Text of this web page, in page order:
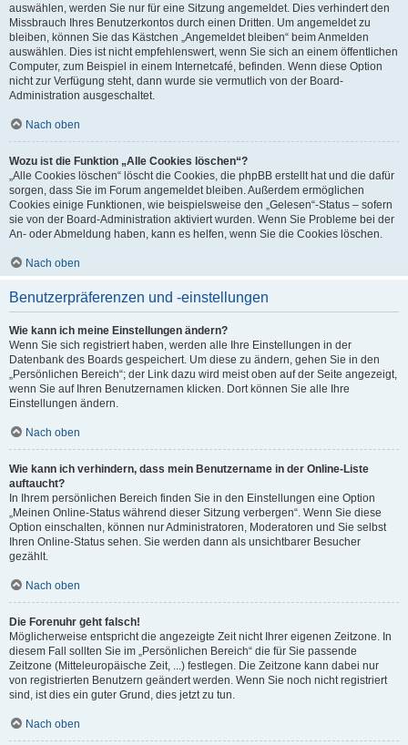
auswählen, werden Sie nur für eine Sitzung angemeldet. Dies verhindert den
Missbrauch Ihres Benutzerkontos durch einen Dritten. Um angemeldet zu
bleiben, können Sie das Kästchen „Angemeldet bleiben“ beim Anmelden
auswählen. Dies ist nicht empfehlenswert, wenn Sie sich an einem öffentlichen
Computer, zum Beispiel in einem Internetcafé, befinden. Wenn diese Option
nicht zur Verfügung steht, dann wurde sie vermutlich von der Board-
Administration ausgeschaltet.
Nach oben
Wozu ist die Funktion „Alle Cookies löschen“?
„Alle Cookies löschen“ löscht die Cookies, die phpBB erstellt hat und die dafür
sorgen, dass Sie im Forum angemeldet bleiben. Außerdem ermöglichen
Cookies einige Funktionen, wie beispielsweise den „Gelesen“-Status – sofern
sie von der Board-Administration aktiviert wurden. Wenn Sie Probleme bei der
An- oder Abmeldung haben, kann es helfen, wenn Sie die Cookies löschen.
Nach oben
Benutzerpräferenzen und -einstellungen
Wie kann ich meine Einstellungen ändern?
Wenn Sie sich registriert haben, werden alle Ihre Einstellungen in der
Datenbank des Boards gespeichert. Um diese zu ändern, gehen Sie in den
„Persönlichen Bereich“; der Link dazu wird meist oben auf der Seite angezeigt,
wenn Sie auf Ihren Benutzernamen klicken. Dort können Sie alle Ihre
Einstellungen ändern.
Nach oben
Wie kann ich verhindern, dass mein Benutzername in der Online-Liste
auftaucht?
In Ihrem persönlichen Bereich finden Sie in den Einstellungen eine Option
„Meinen Online-Status während dieser Sitzung verbergen“. Wenn Sie diese
Option einschalten, können nur Administratoren, Moderatoren und Sie selbst
Ihren Online-Status sehen. Sie werden dann als unsichtbarer Besucher
gezählt.
Nach oben
Die Forenuhr geht falsch!
Möglicherweise entspricht die angezeigte Zeit nicht Ihrer eigenen Zeitzone. In
diesem Fall sollten Sie im „Persönlichen Bereich“ die für Sie passende
Zeitzone (Mitteleuropäische Zeit, ...) festlegen. Die Zeitzone kann dabei nur
von registrierten Benutzern geändert werden. Wenn Sie noch nicht registriert
sind, ist dies ein guter Grund, dies jetzt zu tun.
Nach oben